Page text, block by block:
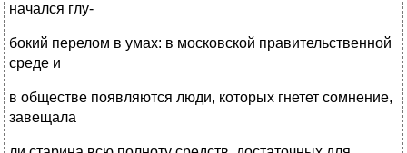
начался глу-
бокий перелом в умах: в московской правительственной
среде и
в обществе появляются люди, которых гнетет сомнение,
завещала